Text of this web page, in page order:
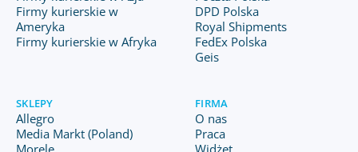
Firmy kurierskie w
Ameryka
Firmy kurierskie w Afryka
DPD Polska
Royal Shipments
FedEx Polska
Geis
SKLEPY
Allegro
Media Markt (Poland)
Morele
FIRMA
O nas
Praca
Widżet